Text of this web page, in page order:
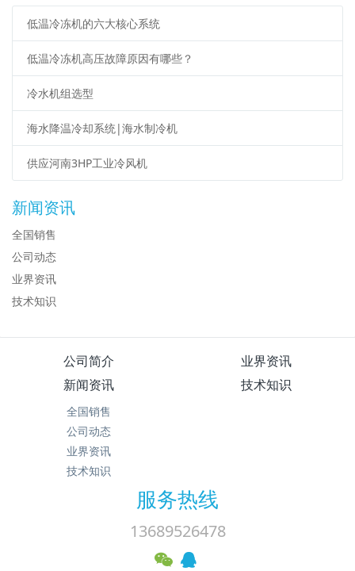
低温冷冻机的六大核心系统
低温冷冻机高压故障原因有哪些？
冷水机组选型
海水降温冷却系统|海水制冷机
供应河南3HP工业冷风机
新闻资讯
全国销售
公司动态
业界资讯
技术知识
公司简介
业界资讯
新闻资讯
全国销售
公司动态
业界资讯
技术知识
技术知识
服务热线
13689526478